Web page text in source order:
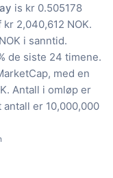
is kr 0.505178
2,040,612 NOK.
i sanntid.
de siste 24 timene.
med en
Antall i omløp er
antall er 10,000,000